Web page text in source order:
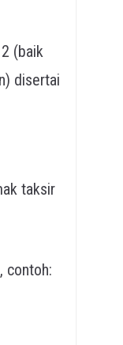
(baik
disertai
taksir
contoh: